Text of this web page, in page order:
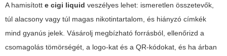
A hamisított e cigi liquid veszélyes lehet: ismeretlen összetevők,
túl alacsony vagy túl magas nikotintartalom, és hiányzó címkék
mind gyanús jelek. Vásárolj megbízható forrásból, ellenőrizd a
csomagolás tömörségét, a logo-kat és a QR-kódokat, és ha árban